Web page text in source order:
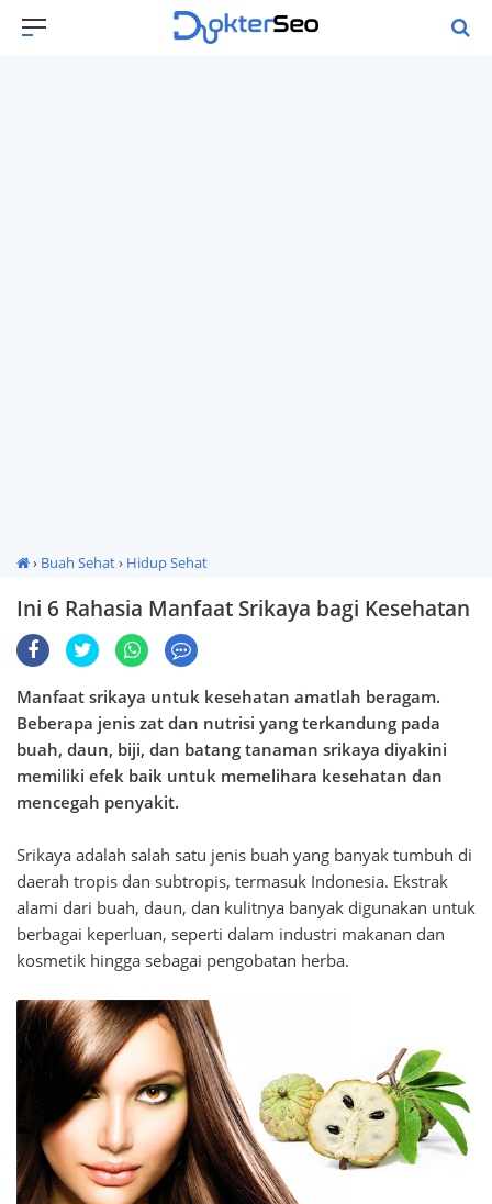
› Buah Sehat› Hidup Sehat
Ini 6 Rahasia Manfaat Srikaya bagi Kesehatan
Manfaat srikaya untuk kesehatan amatlah beragam.
Beberapa jenis zat dan nutrisi yang terkandung pada
buah, daun, biji, dan batang tanaman srikaya diyakini
memiliki efek baik untuk memelihara kesehatan dan
mencegah penyakit.
Srikaya adalah salah satu jenis buah yang banyak tumbuh di
daerah tropis dan subtropis, termasuk Indonesia. Ekstrak
alami dari buah, daun, dan kulitnya banyak digunakan untuk
berbagai keperluan, seperti dalam industri makanan dan
kosmetik hingga sebagai pengobatan herba.